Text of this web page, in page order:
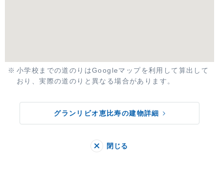
小学校までの道のりはGoogleマップを利用して算出して
おり、実際の道のりと異なる場合があります。
グランリビオ恵比寿の建物詳細
閉じる